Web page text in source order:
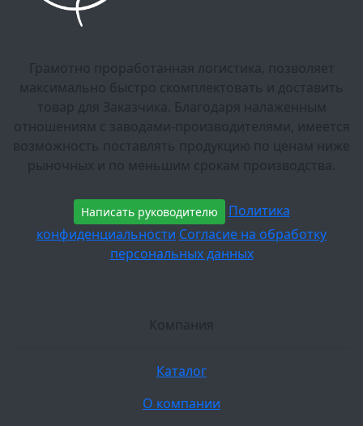
Грамотно проработанная логистика, позволяет
максимально быстро скомплектовать и доставить
товар для Заказчика. Благодаря налаженным
отношениям с заводами-производителями, имеется
возможность поставлять продукцию по ценам ниже
рыночных и по меньшим срокам производства.
Написать руководителю
Политика
конфиденциальности Согласие на обработку
персональных данных
Компания
Каталог
О компании